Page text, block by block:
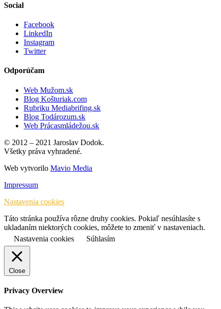
Social
Facebook
LinkedIn
Instagram
Twitter
Odporúčam
Web Mužom.sk
Blog Košturiak.com
Rubriku Mediabrifing.sk
Blog Todározum.sk
Web Prácasmládežou.sk
© 2012 – 2021 Jaroslav Dodok.
Všetky práva vyhradené.
Web vytvorilo Mavio Media
Impressum
Nastavenia cookies
Táto stránka používa rôzne druhy cookies. Pokiaľ nesúhlasíte s
ukladaním niektorých cookies, môžete to zmeniť v nastaveniach.
Nastavenia cookies
Súhlasím
Close
Privacy Overview